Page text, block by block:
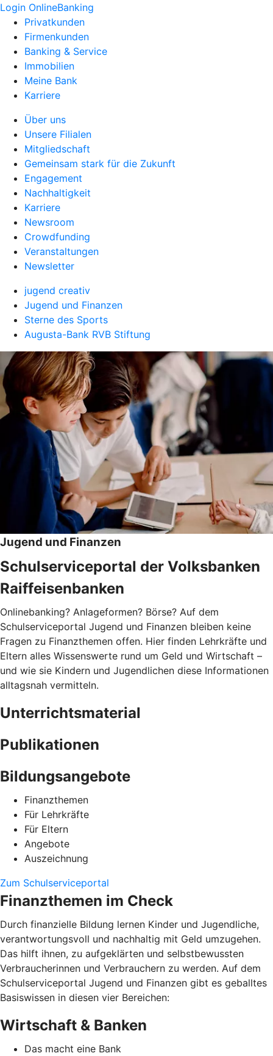
Login OnlineBanking
Privatkunden
Firmenkunden
Banking & Service
Immobilien
Meine Bank
Karriere
Über uns
Unsere Filialen
Mitgliedschaft
Gemeinsam stark für die Zukunft
Engagement
Nachhaltigkeit
Karriere
Newsroom
Crowdfunding
Veranstaltungen
Newsletter
jugend creativ
Jugend und Finanzen
Sterne des Sports
Augusta-Bank RVB Stiftung
Jugend und Finanzen
Schulserviceportal der Volksbanken
Raiffeisenbanken
Onlinebanking? Anlageformen? Börse? Auf dem
Schulserviceportal Jugend und Finanzen bleiben keine
Fragen zu Finanzthemen offen. Hier finden Lehrkräfte und
Eltern alles Wissenswerte rund um Geld und Wirtschaft –
und wie sie Kindern und Jugendlichen diese Informationen
alltagsnah vermitteln.
Unterrichtsmaterial
Publikationen
Bildungsangebote
Finanzthemen
Für Lehrkräfte
Für Eltern
Angebote
Auszeichnung
Zum Schulserviceportal
Finanzthemen im Check
Durch finanzielle Bildung lernen Kinder und Jugendliche,
verantwortungsvoll und nachhaltig mit Geld umzugehen.
Das hilft ihnen, zu aufgeklärten und selbstbewussten
Verbraucherinnen und Verbrauchern zu werden. Auf dem
Schulserviceportal Jugend und Finanzen gibt es geballtes
Basiswissen in diesen vier Bereichen:
Wirtschaft & Banken
Das macht eine Bank